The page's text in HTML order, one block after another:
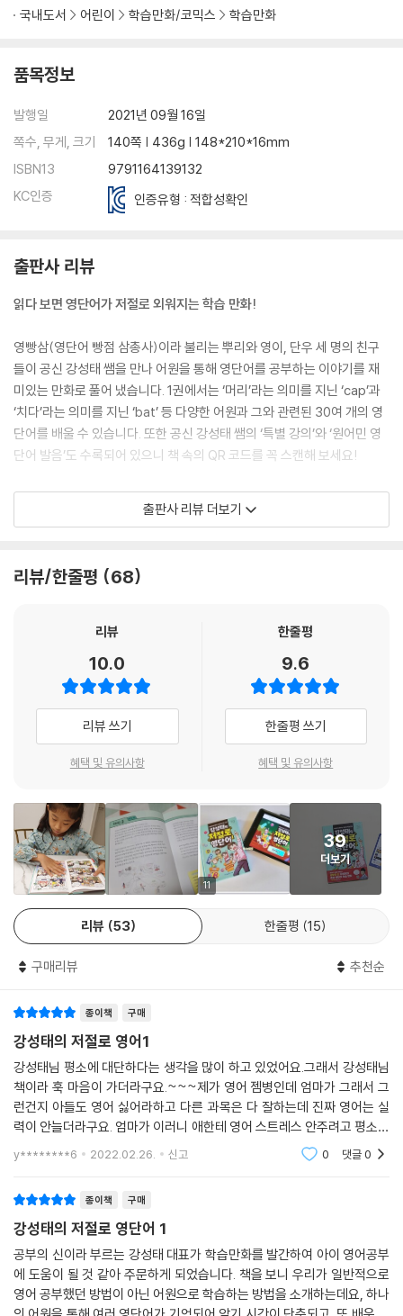
국내도서 어린이 학습만화/코믹스 학습만화
품목정보
발행일
2021년 09월 16일
쪽수, 무게, 크기
140쪽 | 436g | 148*210*16mm
ISBN13
9791164139132
KC인증
인증유형 : 적합성확인
출판사 리뷰
읽다 보면 영단어가 저절로 외워지는 학습 만화!
영빵삼(영단어 빵점 삼총사)이라 불리는 뿌리와 영이, 단우 세 명의 친구
들이 공신 강성태 쌤을 만나 어원을 통해 영단어를 공부하는 이야기를 재
미있는 만화로 풀어 냈습니다. 1권에서는 ‘머리’라는 의미를 지닌 ‘cap’과
‘치다’라는 의미를 지닌 ‘bat’ 등 다양한 어원과 그와 관련된 30여 개의 영
단어를 배울 수 있습니다. 또한 공신 강성태 쌤의 ‘특별 강의’와 ‘원어민 영
단어 발음’도 수록되어 있으니 책 속의 QR 코드를 꼭 스캔해 보세요!
어원과 영단어를 되새기는 다양한 학습·활동 페이지!
의 족집게 정리‘, 어원을 생각하며 영단어를 따라 써 보는 ‘또박또박 영단어
즐’, 만화 명장면 속 숨은그림찾기 등 다양한 페이지가 구성되어 있습니다.
니, 어원과 영단어를 복습할 때 활용해 보세요.
특별 부록! 공신닷컴에서 제작한 영단어 학습기!
공신닷컴에서 제작한 ‘강성태의 저절로 영단어 학습기’를 제공합니다. 강
할 수 있는 프로그램입니다. 게임을 하듯 재미있게 영단어를 학습할 수 있
으며, 잘 안 외워지는 영단어를 자동으로 뽑아 주지요. 공신닷컴 홈페이지
에 접속하여 게임을 하듯 영단어를 반복 테스트해 보세요. (자세한 내용은
도서 참고)
어원 학습법의 장점
· 영단어 암기 시간을 단축시킨다.
· 어원과 관련된 서양의 역사와 문화도 배울 수 있다.
· 처음 보는 영단어의 뜻도 어원을 통해 예측할 수 있다.
· 호기심을 갖고 이해하며 공부하는 습관이 생긴다.
출판사 리뷰 더보기
리뷰/한줄평 68
리뷰
10.0
리뷰 쓰기
혜택 및 유의사항
한줄평
9.6
한줄평 쓰기
혜택 및 유의사항
11
39
더보기
리뷰 53 한줄평 15
구매리뷰 추천순
종이책 구매
강성태의 저절로 영어1
강성태님 평소에 대단하다는 생각을 많이 하고 있었어요.그래서 강성태님
책이라 훅 마음이 가더라구요.~~~제가 영어 젬병인데 엄마가 그래서 그
런건지 아들도 영어 싫어라하고 다른 과목은 다 잘하는데 진짜 영어는 실
력이 안늘더라구요. 엄마가 이러니 애한테 영어 스트레스 안주려고 평소에
영어공부 만큼은 아들에게 강요하지 않습니다.ㅠㅠ그래도 엄마로써 걱정
은 되니 이런책이라도
y********6 2022.02.26. 신고 0 댓글0
종이책 구매
강성태의 저절로 영단어 1
공부의 신이라 부르는 강성태 대표가 학습만화를 발간하여 아이 영어공부
에 도움이 될 것 같아 주문하게 되었습니다. 책을 보니 우리가 일반적으로
영어 공부했던 방법이 아닌 어원으로 학습하는 방법을 소개하는데요, 하나